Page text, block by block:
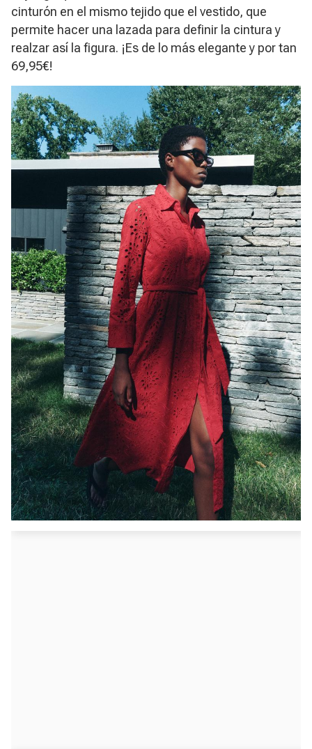
cinturón en el mismo tejido que el vestido, que
permite hacer una lazada para definir la cintura y
realzar así la figura. ¡Es de lo más elegante y por tan
69,95€!